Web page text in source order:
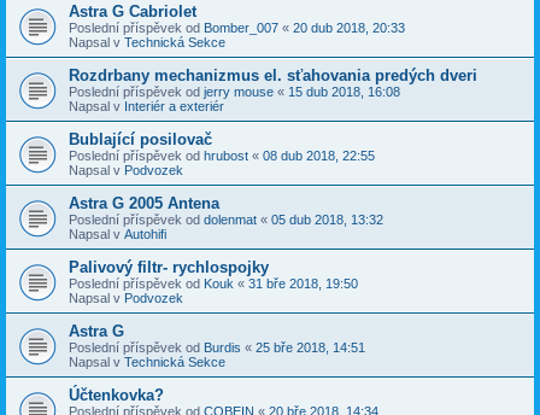
Astra G Cabriolet
Poslední příspěvek od Bomber_007 « 20 dub 2018, 20:33
Napsal v Technická Sekce
Rozdrbany mechanizmus el. sťahovania predých dveri
Poslední příspěvek od jerry mouse « 15 dub 2018, 16:08
Napsal v Interiér a exteriér
Bublající posilovač
Poslední příspěvek od hrubost « 08 dub 2018, 22:55
Napsal v Podvozek
Astra G 2005 Antena
Poslední příspěvek od dolenmat « 05 dub 2018, 13:32
Napsal v Autohifi
Palivový filtr- rychlospojky
Poslední příspěvek od Kouk « 31 bře 2018, 19:50
Napsal v Podvozek
Astra G
Poslední příspěvek od Burdis « 25 bře 2018, 14:51
Napsal v Technická Sekce
Účtenkovka?
Poslední příspěvek od COBEIN « 20 bře 2018, 14:34